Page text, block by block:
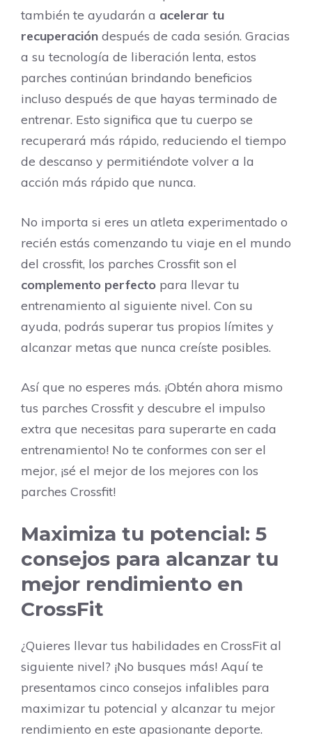
también te ayudarán a acelerar tu
recuperación después de cada sesión. Gracias
a su tecnología de liberación lenta, estos
parches continúan brindando beneficios
incluso después de que hayas terminado de
entrenar. Esto significa que tu cuerpo se
recuperará más rápido, reduciendo el tiempo
de descanso y permitiéndote volver a la
acción más rápido que nunca.
No importa si eres un atleta experimentado o
recién estás comenzando tu viaje en el mundo
del crossfit, los parches Crossfit son el
complemento perfecto para llevar tu
entrenamiento al siguiente nivel. Con su
ayuda, podrás superar tus propios límites y
alcanzar metas que nunca creíste posibles.
Así que no esperes más. ¡Obtén ahora mismo
tus parches Crossfit y descubre el impulso
extra que necesitas para superarte en cada
entrenamiento! No te conformes con ser el
mejor, ¡sé el mejor de los mejores con los
parches Crossfit!
Maximiza tu potencial: 5
consejos para alcanzar tu
mejor rendimiento en
CrossFit
¿Quieres llevar tus habilidades en CrossFit al
siguiente nivel? ¡No busques más! Aquí te
presentamos cinco consejos infalibles para
maximizar tu potencial y alcanzar tu mejor
rendimiento en este apasionante deporte.